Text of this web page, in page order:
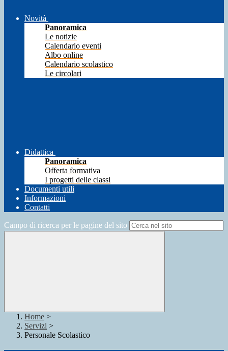
Novità
Panoramica
Le notizie
Calendario eventi
Albo online
Calendario scolastico
Le circolari
Didattica
Panoramica
Offerta formativa
I progetti delle classi
Documenti utili
Informazioni
Contatti
Campo di ricerca per le pagine del sito
Home >
Servizi >
Personale Scolastico